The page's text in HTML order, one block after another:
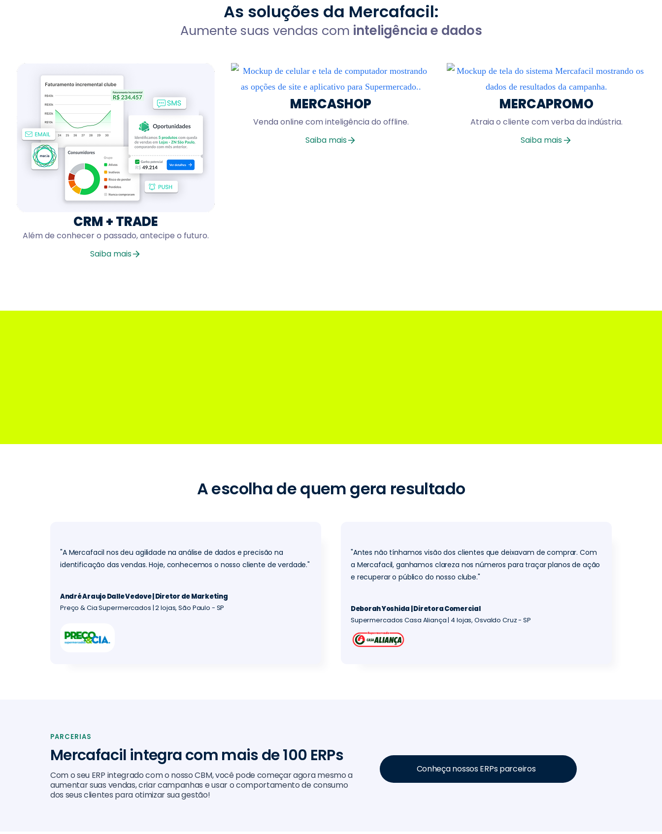
As soluções da Mercafacil:
Aumente suas vendas com inteligência e dados
CRM + TRADE
Além de conhecer o passado, antecipe o futuro.
Saiba mais
MERCASHOP
Venda online com inteligência do offline.
Saiba mais
MERCAPROMO
Atraia o cliente com verba da indústria.
Saiba mais
A escolha de quem gera resultado
"A Mercafacil nos deu agilidade na análise de dados e precisão na
identificação das vendas. Hoje, conhecemos o nosso cliente de verdade."
André Araujo Dalle Vedove | Diretor de Marketing
Preço & Cia Supermercados | 2 lojas, São Paulo - SP
"Antes não tínhamos visão dos clientes que deixavam de comprar. Com
a Mercafacil, ganhamos clareza nos números para traçar planos de ação
e recuperar o público do nosso clube."
Deborah Yoshida | Diretora Comercial
Supermercados Casa Aliança | 4 lojas, Osvaldo Cruz - SP
PARCERIAS
Mercafacil integra com mais de 100 ERPs
Com o seu ERP integrado com o nosso CBM, você pode começar agora mesmo a
aumentar suas vendas, criar campanhas e usar o comportamento de consumo
dos seus clientes para otimizar sua gestão!
Conheça nossos ERPs parceiros